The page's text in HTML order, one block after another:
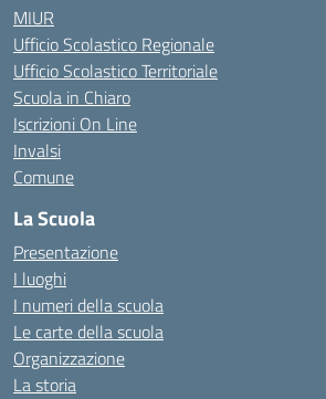
MIUR
Ufficio Scolastico Regionale
Ufficio Scolastico Territoriale
Scuola in Chiaro
Iscrizioni On Line
Invalsi
Comune
La Scuola
Presentazione
I luoghi
I numeri della scuola
Le carte della scuola
Organizzazione
La storia